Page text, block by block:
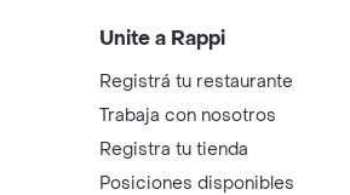
Unite a Rappi
Registrá tu restaurante
Trabaja con nosotros
Registra tu tienda
Posiciones disponibles